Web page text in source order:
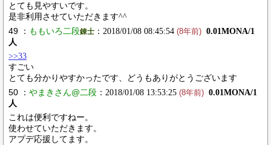
とても見やすいです。
是非利用させていただきます^^
49 ： ももいろ二段錬士 ：2018/01/08 08:45:54 (8年前) 0.01MONA/1
人
>>33
すごい
とても分かりやすかったです、どうもありがとうございます
50 ： やまきさん@二段 ：2018/01/08 13:53:25 (8年前) 0.01MONA/1
人
これは便利ですねー。
使わせていただきます。
アプデ応援してます。